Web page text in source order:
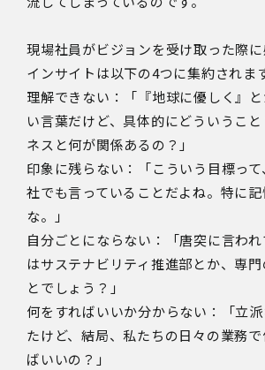
現場社員がビジョンを受け取った際
インサイトは以下の4つに集約されま
理解できない：「『地球に優しく』
い言葉だけど、具体的にどういうこ
ネスと何が関係あるの？」
印象に残らない：「こういう目標っ
社でも言っていることだよね。特に
な。」
自分ごとにならない：「唐突に言わ
はサステナビリティ推進部とか、専
とでしょう？」
何をすればいいか分からない：「立
たけど、結局、私たちの日々の業務
ばいいの？」